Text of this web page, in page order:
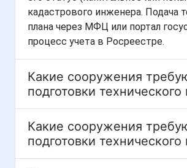
кадастрового инженера. Подача
плана через МФЦ или портал
процесс учета в Росреестре.
Какие сооружения
подготовки технического
Какие сооружения
подготовки технического